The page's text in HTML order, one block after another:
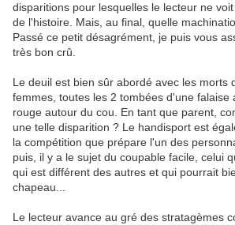
disparitions pour lesquelles le lecteur ne
de l'histoire. Mais, au final, quelle
Passé ce petit désagrément, je puis vous
très bon crû.
Le deuil est bien sûr abordé avec les morts
femmes, toutes les 2 tombées d'une falaise
rouge autour du cou. En tant que parent,
une telle disparition ? Le handisport est
la compétition que prépare l'un des
puis, il y a le sujet du coupable facile, celui
qui est différent des autres et qui pourrait
chapeau...
Le lecteur avance au gré des stratagèmes